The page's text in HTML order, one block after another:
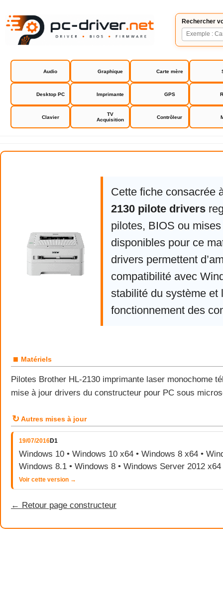
Rechercher
Audio Graphique Carte mère
Desktop PC Imprimante GPS
Clavier
TV
Acquisition
Contrôleur
Brother HL-2130 pilote drivers
Cette fiche consacrée
2130 pilote drivers
pilotes, BIOS ou
disponibles pour ce
drivers permettent
compatibilité avec
stabilité du système et
fonctionnement des
■ Matériels
Pilotes Brother HL-2130 imprimante laser monochome
mise à jour drivers du constructeur pour PC sous
↻ Autres mises à jour
19/07/2016D1
Windows 10 • Windows 10 x64 • Windows 8 x64 •
Windows 8.1 • Windows 8 • Windows Server 2012 x64
Voir cette version →
← Retour page constructeur